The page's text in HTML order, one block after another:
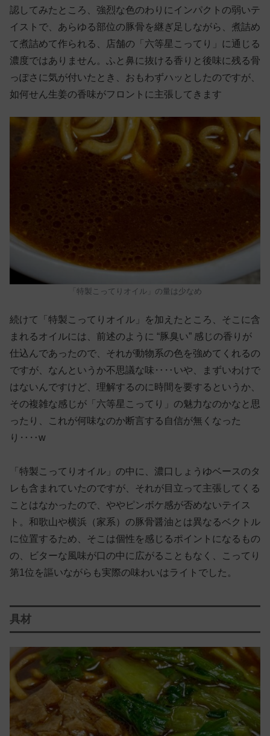
認してみたところ、強烈な色のわりにインパクトの弱いテ
イストで、あらゆる部位の豚骨を継ぎ足しながら、煮詰め
て煮詰めて作られる、店舗の「六等星こってり」に通じる
濃度ではありません。ふと鼻に抜ける香りと後味に残る骨
っぽさに気が付いたとき、おもわずハッとしたのですが、
如何せん生姜の香味がフロントに主張してきます
「特製こってりオイル」の量は少なめ
続けて「特製こってりオイル」を加えたところ、そこに含
まれるオイルには、前述のように “豚臭い” 感じの香りが
仕込んであったので、それが動物系の色を強めてくれるの
ですが、なんというか不思議な味‥‥いや、まずいわけで
はないんですけど、理解するのに時間を要するというか、
その複雑な感じが「六等星こってり」の魅力なのかなと思
ったり、これが何味なのか断言する自信が無くなった
り‥‥w
「特製こってりオイル」の中に、濃口しょうゆベースのタ
レも含まれていたのですが、それが目立って主張してくる
ことはなかったので、ややピンボケ感が否めないテイス
ト。和歌山や横浜（家系）の豚骨醤油とは異なるベクトル
に位置するため、そこは個性を感じるポイントになるもの
の、ビターな風味が口の中に広がることもなく、こってり
第1位を謳いながらも実際の味わいはライトでした。
具材